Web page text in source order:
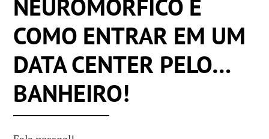
NEUROMÓRFICO E
COMO ENTRAR EM UM
DATA CENTER PELO…
BANHEIRO!